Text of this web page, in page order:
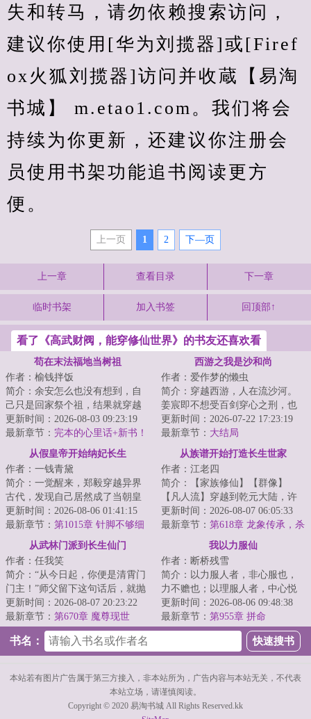
失和转马，请勿依赖搜索访问，
建议你使用[华为刘揽器]或[Firef
ox火狐刘揽器]访问并收蔵【易淘
书城】 m.etao1.com。我们将会
持续为你更新，还建议你注册会
员使用书架功能追书阅读更方
便。
上一页 1 2 下—页
上一章 查看目录 下一章
临时书架 加入书签 回顶部↑
看了《高武财阀，能穿修仙世界》的书友还喜欢看
苟在末法福地当树祖
作者：榆钱拌饭
简介：余安怎么也没有想到，自
己只是回家祭个祖，结果就穿越
了。关键是，他化身成了一棵稀
有种榆树。而这...
更新时间：2026-08-03 09:23:19
最新章节： 完本的心里话+新书！
西游之我是沙和尚
作者：爱作梦的懒虫
简介：穿越西游，人在流沙河。
姜宸即不想受百剑穿心之刑，也
不想沦为后世以食人为生的沙
僧。所以，他选择...
更新时间：2026-07-22 17:23:19
最新章节： 大结局
从假皇帝开始纳妃长生
作者：一钱青黛
简介：一觉醒来，郑毅穿越异界
古代，发现自己居然成了当朝皇
帝的影子！影子者，替身也！随
时都面临着被刺...
更新时间：2026-08-06 01:41:15
最新章节： 第1015章 针脚不够细
从族谱开始打造长生世家
作者：江老四
简介：【家族修仙】【群像】
【凡人流】穿越到乾元大陆，许
川伴生一本血脉族谱。每繁衍一
代，血脉族谱便会...
更新时间：2026-08-07 06:05:33
最新章节： 第618章 龙象传承，杀
伐果断《求月票！》
从武林门派到长生仙门
作者：任我笑
简介：“从今日起，你便是清霄门
门主！”师父留下这句话后，就抛
弃李清秋与师弟、师妹们下山，
独自寻仙去...
更新时间：2026-08-07 20:23:22
最新章节： 第670章 魔尊现世
我以力服仙
作者：断桥残雪
简介：以力服人者，非心服也，
力不赡也；以理服人者，中心悦
而诚服也。不过仙人往往不讲
理……...
更新时间：2026-08-06 09:48:38
最新章节： 第955章 拼命
书名：
本站若有图片广告属于第三方接入，非本站所为，广告内容与本站无关，不代表
本站立场，请谨慎阅读。
Copyright © 2020 易淘书城 All Rights Reserved.kk